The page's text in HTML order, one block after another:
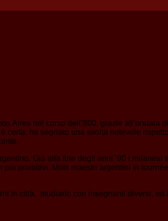
Aires nel corso dell’800, grazie
certa: ha segnato una svolta notevole
Già alla fine degli anni ’90 i
proibitivi. Molti maestri argentini in
in città, studiarlo con insegnanti diversi,